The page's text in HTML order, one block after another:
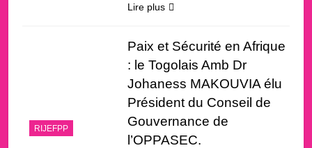
Lire plus
RIJEFPP
Paix et Sécurité en Afrique
: le Togolais Amb Dr
Johaness MAKOUVIA élu
Président du Conseil de
Gouvernance de
l’OPPASEC.